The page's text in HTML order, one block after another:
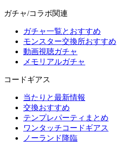
ガチャ/コラボ関連
ガチャ一覧とおすすめ
モンスター交換所おすすめ
動画視聴ガチャ
メモリアルガチャ
コードギアス
当たりと最新情報
交換おすすめ
テンプレパーティまとめ
ワンタッチコードギアス
ノーランド降臨